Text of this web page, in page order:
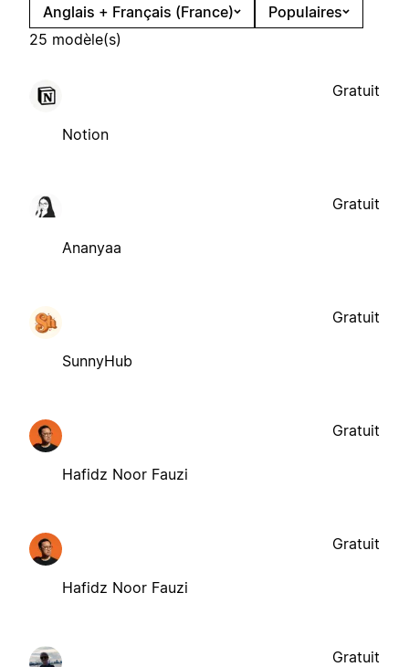
Anglais + Français (France)
Populaires
25 modèle(s)
Notion
Gratuit
Ananyaa
Gratuit
SunnyHub
Gratuit
Hafidz Noor Fauzi
Gratuit
Hafidz Noor Fauzi
Gratuit
Gratuit